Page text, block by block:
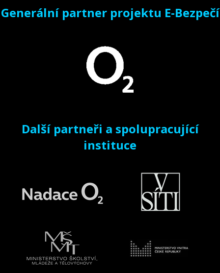
Generální partner projektu E-Bezpečí
Další partneři a spolupracující
instituce